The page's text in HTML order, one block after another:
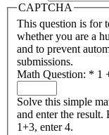
CAPTCHA
This question is for
whether you are a
and to prevent
submissions.
Math Question: * 1
Solve this simple
and enter the result.
1+3, enter 4.